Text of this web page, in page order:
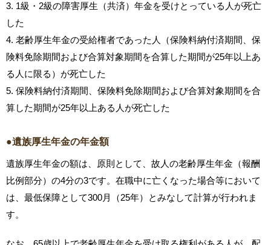
3. 1級・2級の障害厚生（共済）年金を受けとっている人が死亡
した
4. 老齢厚生年金の受給権者であった人（保険料納付済期間、保
険料免除期間および合算対象期間を合算した期間が25年以上あ
る人に限る）が死亡した
5. 保険料納付済期間、保険料免除期間および合算対象期間を合
算した期間が25年以上ある人が死亡した
●遺族厚生年金の年金額
遺族厚生年金の額は、原則として、故人の老齢厚生年金（報酬
比例部分）の4分の3です。在職中に亡くなった場合等において
は、最低保障として300月（25年）とみなして計算が行われま
す。